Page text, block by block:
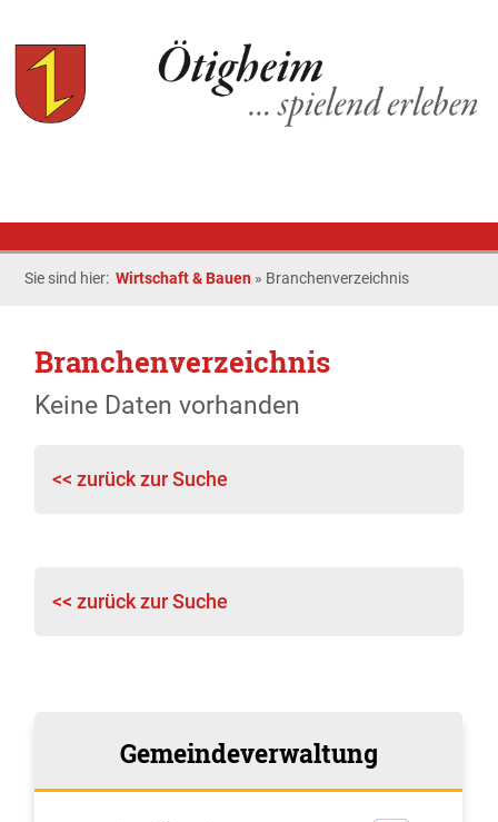
Sie sind hier:Wirtschaft & Bauen » Branchenverzeichnis
Branchenverzeichnis
Keine Daten vorhanden
<< zurück zur Suche
<< zurück zur Suche
Gemeindeverwaltung